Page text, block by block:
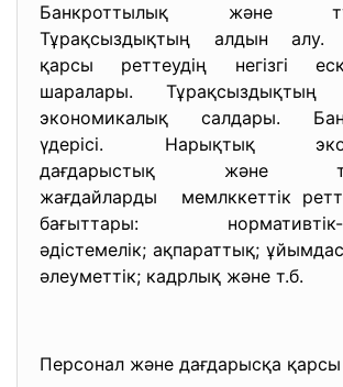
Банкроттылық және
Тұрақсыздықтың алдын алу.
қарсы реттеудің негізгі
шаралары. Тұрақсыздықтың
экономикалық салдары.
үдерісі. Нарықтық
дағдарыстық және
жағдайларды мемлккеттік
бағыттары: нормативтік-
әдістемелік; ақпараттық;
әлеуметтік; кадрлық және т.б.
Персонал және дағдарысқа